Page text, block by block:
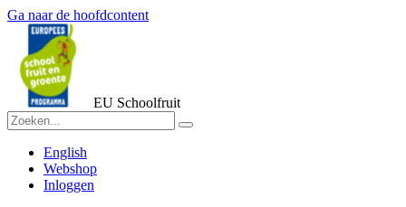
Ga naar de hoofdcontent
EU Schoolfruit
English
Webshop
Inloggen